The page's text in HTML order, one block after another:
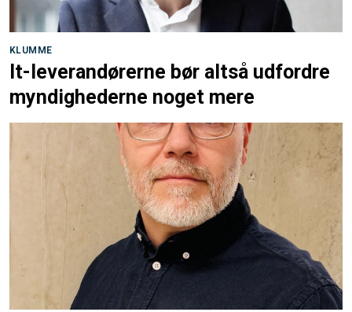
KLUMME
It-leverandørerne bør altså udfordre
myndighederne noget mere